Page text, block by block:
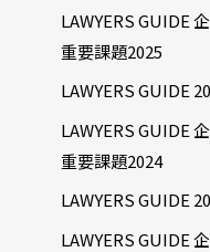
LAWYERS GUIDE
重要課題2025
LAWYERS GUIDE
LAWYERS GUIDE
重要課題2024
LAWYERS GUIDE
LAWYERS GUIDE